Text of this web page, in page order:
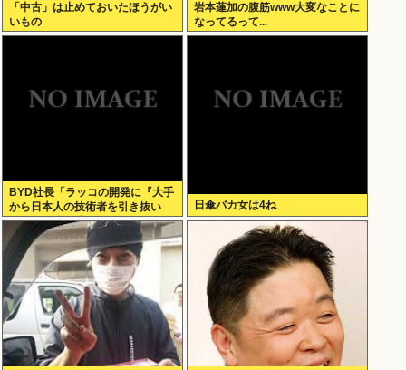
「中古」は止めておいたほうがい
いもの
岩本蓮加の腹筋www大変なことに
なってるって...
BYD社長「ラッコの開発に『大手
から日本人の技術者を引き抜い
た』って噂は嘘。開発チームに日
本人は0人です」
日傘バカ女は4ね